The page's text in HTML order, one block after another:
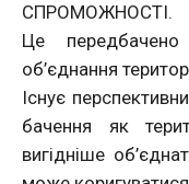
СПРОМОЖНОСТІ.
Це
об’єднання
Існує
бачення як
вигідніше